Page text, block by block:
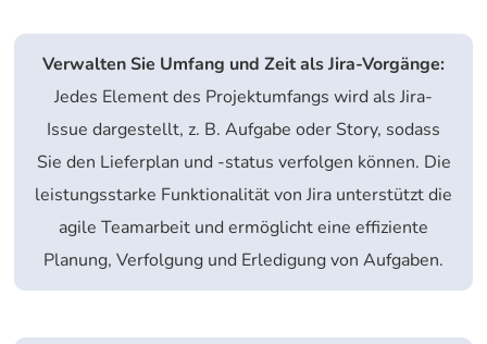
Verwalten Sie Umfang und Zeit als Jira-Vorgänge:
Jedes Element des Projektumfangs wird als Jira-
Issue dargestellt, z. B. Aufgabe oder Story, sodass
Sie den Lieferplan und -status verfolgen können. Die
leistungsstarke Funktionalität von Jira unterstützt die
agile Teamarbeit und ermöglicht eine effiziente
Planung, Verfolgung und Erledigung von Aufgaben.